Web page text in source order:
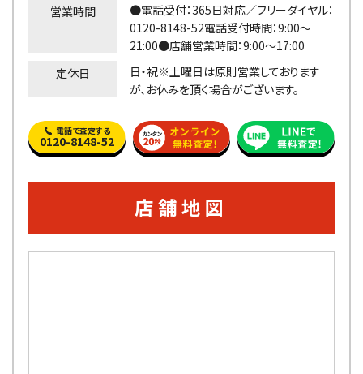
営業時間
●電話受付：365日対応／フリーダイヤル：
0120-8148-52電話受付時間：9:00～
21:00●店舗営業時間：9:00～17:00
定休日
日・祝※土曜日は原則営業しております
が、お休みを頂く場合がございます。
電話で査定する
0120-8148-52
店舗地図